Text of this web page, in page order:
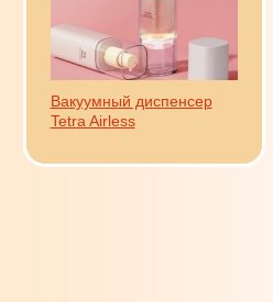
Вакуумный диспенсер
Tetra Airless